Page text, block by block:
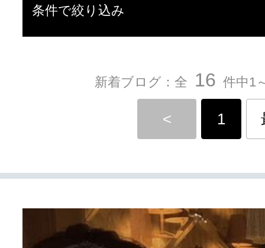
条件で絞り込み
新着ブログ：全 16 件中1
< 1